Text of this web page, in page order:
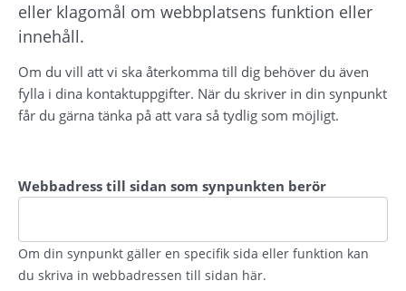
eller klagomål om webbplatsens funktion eller
innehåll.
Om du vill att vi ska återkomma till dig behöver du även
fylla i dina kontaktuppgifter. När du skriver in din synpunkt
får du gärna tänka på att vara så tydlig som möjligt.
Webbadress till sidan som synpunkten berör
Om din synpunkt gäller en specifik sida eller funktion kan
du skriva in webbadressen till sidan här.